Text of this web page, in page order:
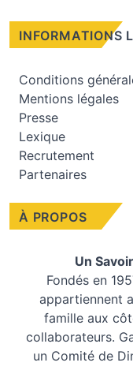
À PROPOS
Un
Fondés en
appartiennent
famille aux
collaborateurs.
un Comité de
INFORMATIONS
Conditions
Mentions légales
Presse
Lexique
Recrutement
Partenaires